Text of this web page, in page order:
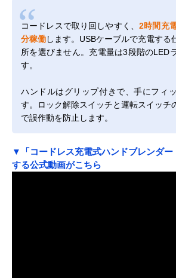
コードレスで取り回しやすく、2時間充
分稼働します。USBケーブルで充電する
所を選びません。充電量は3段階のLED
す。
ハンドルはグリップ付きで、手にフィ
す。ロック解除スイッチと運転スイッチ
で誤作動を防止します。
▼「コードレス充電式ハンドブレンダー
する公式動画がこちら